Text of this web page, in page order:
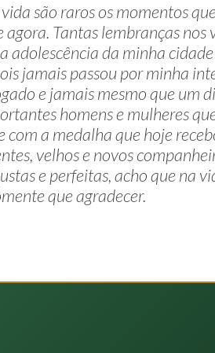
são raros os momentos
agora. Tantas lembranças nos
adolescência da minha
jamais passou por minha
e jamais mesmo que um
homens e mulheres
com a medalha que hoje
velhos e novos
e perfeitas, acho que na
que agradecer.